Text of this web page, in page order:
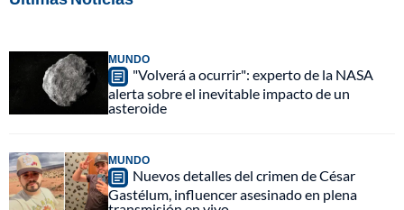
MUNDO
"Volverá a ocurrir": experto de la NASA
alerta sobre el inevitable impacto de un
asteroide
MUNDO
Nuevos detalles del crimen de César
Gastélum, influencer asesinado en plena